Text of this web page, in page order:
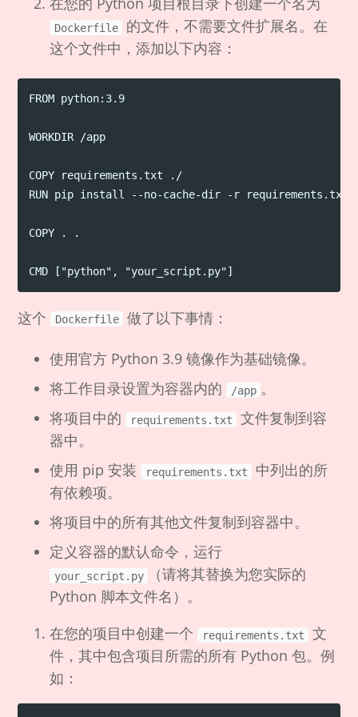
Dockerfile
的文件，不需要文件扩展名。在
这个文件中，添加以下内容：
FROM python:3.9
WORKDIR /app
COPY requirements.txt ./
RUN pip install --no-cache-dir -r requirements.txt
COPY . .
这个 Dockerfile 做了以下事情：
使用官方 Python 3.9 镜像作为基础镜像。
将工作目录设置为容器内的
/app 。
将项目中的
requirements.txt
文件复制到容
器中。
使用 pip 安装
requirements.txt
中列出的所
有依赖项。
将项目中的所有其他文件复制到容器中。
定义容器的默认命令，运行
your_script.py
（请将其替换为您实际的
Python 脚本文件名）。
在您的项目中创建一个
requirements.txt
文
件，其中包含项目所需的所有 Python 包。例
如：